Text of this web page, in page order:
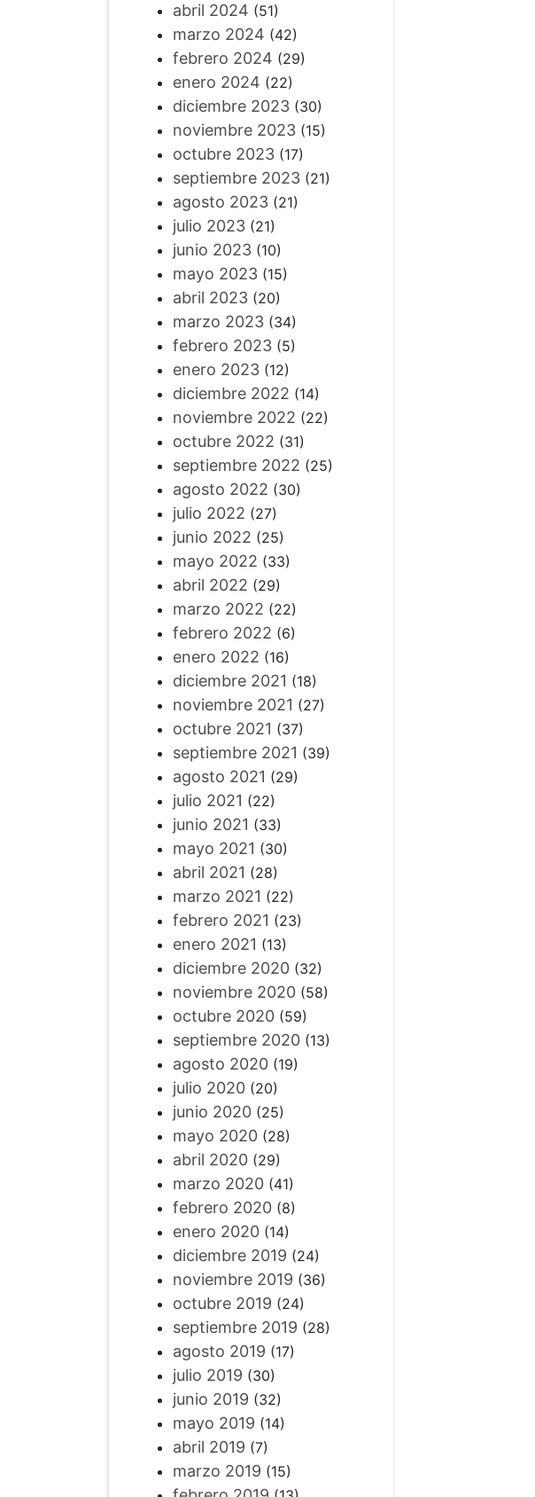
abril 2024 (51)
marzo 2024 (42)
febrero 2024 (29)
enero 2024 (22)
diciembre 2023(30)
noviembre 2023(15)
octubre 2023(17)
septiembre 2023(21)
agosto 2023(21)
julio 2023(21)
junio 2023(10)
mayo 2023(15)
abril 2023(20)
marzo 2023(34)
febrero 2023(5)
enero 2023(12)
diciembre 2022 (14)
noviembre 2022 (22)
octubre 2022 (31)
septiembre 2022 (25)
agosto 2022 (30)
julio 2022 (27)
junio 2022 (25)
mayo 2022 (33)
abril 2022 (29)
marzo 2022 (22)
febrero 2022 (6)
enero 2022 (16)
diciembre 2021 (18)
noviembre 2021 (27)
octubre 2021 (37)
septiembre 2021 (39)
agosto 2021 (29)
julio 2021 (22)
junio 2021 (33)
mayo 2021 (30)
abril 2021 (28)
marzo 2021 (22)
febrero 2021 (23)
enero 2021 (13)
diciembre 2020(32)
noviembre 2020(58)
octubre 2020(59)
septiembre 2020(13)
agosto 2020(19)
julio 2020(20)
junio 2020(25)
mayo 2020(28)
abril 2020(29)
marzo 2020(41)
febrero 2020(8)
enero 2020(14)
diciembre 2019 (24)
noviembre 2019 (36)
octubre 2019 (24)
septiembre 2019 (28)
agosto 2019 (17)
julio 2019 (30)
junio 2019 (32)
mayo 2019 (14)
abril 2019 (7)
marzo 2019 (15)